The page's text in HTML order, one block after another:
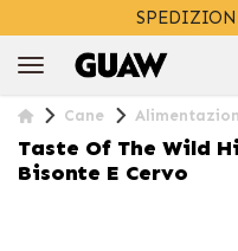
Cane
Taste Of The Wild
Bisonte E Cervo